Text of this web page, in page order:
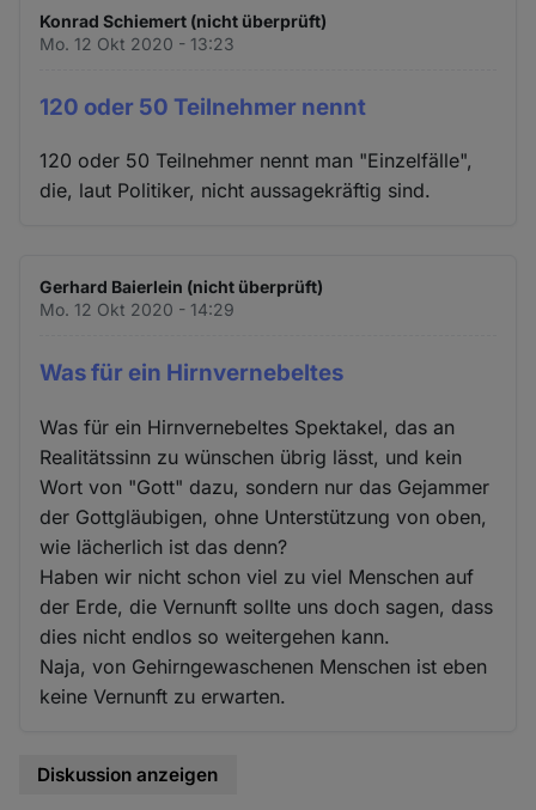
Konrad Schiemert (nicht überprüft)
Mo. 12 Okt 2020 - 13:23
120 oder 50 Teilnehmer nennt
120 oder 50 Teilnehmer nennt man "Einzelfälle",
die, laut Politiker, nicht aussagekräftig sind.
Gerhard Baierlein (nicht überprüft)
Mo. 12 Okt 2020 - 14:29
Was für ein Hirnvernebeltes
Was für ein Hirnvernebeltes Spektakel, das an
Realitätssinn zu wünschen übrig lässt, und kein
Wort von "Gott" dazu, sondern nur das Gejammer
der Gottgläubigen, ohne Unterstützung von oben,
wie lächerlich ist das denn?
Haben wir nicht schon viel zu viel Menschen auf
der Erde, die Vernunft sollte uns doch sagen, dass
dies nicht endlos so weitergehen kann.
Naja, von Gehirngewaschenen Menschen ist eben
keine Vernunft zu erwarten.
Diskussion anzeigen